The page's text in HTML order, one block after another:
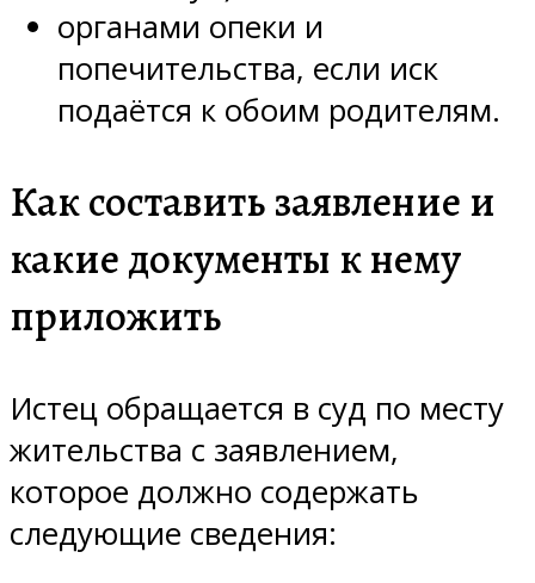
органами опеки и
попечительства, если иск
подаётся к обоим родителям.
Как составить заявление и
какие документы к нему
приложить
Истец обращается в суд по месту
жительства с заявлением,
которое должно содержать
следующие сведения: